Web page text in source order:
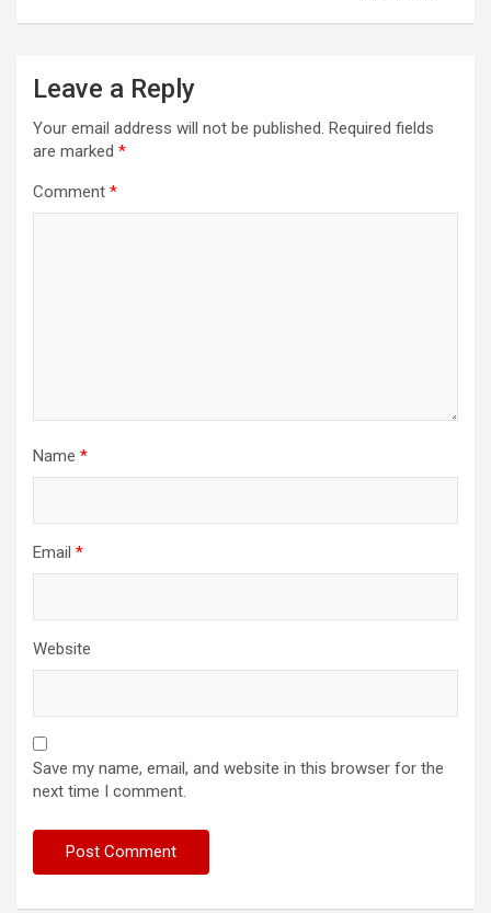
Leave a Reply
Your email address will not be published. Required fields
are marked *
Comment *
Name *
Email *
Website
Save my name, email, and website in this browser for the
next time I comment.